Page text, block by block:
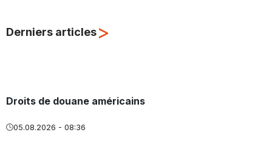
Derniers articles>
Droits de douane américains
05.08.2026 - 08:36